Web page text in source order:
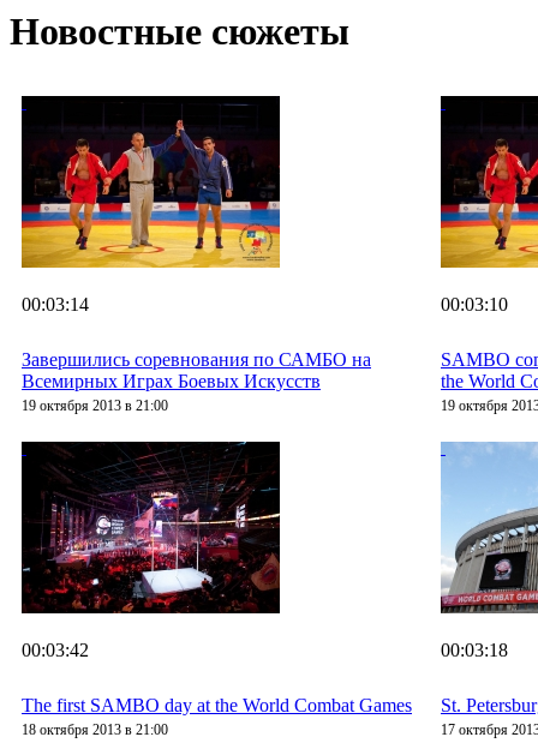
Новостные сюжеты
00:03:14
Завершились соревнования по САМБО на
Всемирных Играх Боевых Искусств
19 октября 2013 в 21:00
00:03:10
SAMBO
the World
19 октября
00:03:42
The first SAMBO day at the World Combat Games
18 октября 2013 в 21:00
00:03:18
St.
17 октября